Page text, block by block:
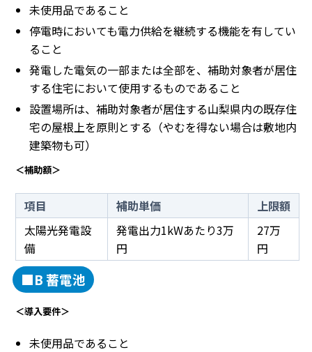
未使用品であること
停電時においても電力供給を継続する機能を有してい
ること
発電した電気の一部または全部を、補助対象者が居住
する住宅において使用するものであること
設置場所は、補助対象者が居住する山梨県内の既存住
宅の屋根上を原則とする（やむを得ない場合は敷地内
建築物も可）
＜補助額＞
項目 補助単価
上限額
太陽光発電設
備
発電出力1kWあたり3万
円
27万
円
■B 蓄電池
＜導入要件＞
未使用品であること